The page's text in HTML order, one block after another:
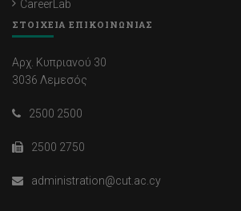
CareerLab
ΣΤΟΙΧΕΙΑ ΕΠΙΚΟΙΝΩΝΙΑΣ
Αρχ. Κυπριανού 30
3036 Λεμεσός
2500 2500
2500 2750
administration@cut.ac.cy